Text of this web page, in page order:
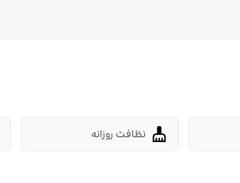
cleaning_services نظافت روزانه